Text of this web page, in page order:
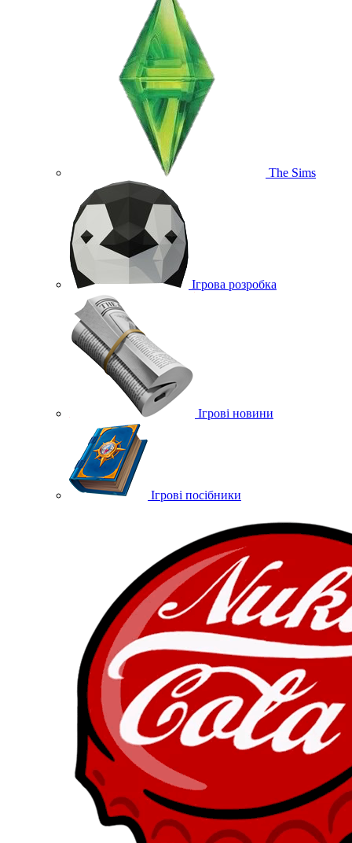
The Sims
Ігрова розробка
Ігрові новини
Ігрові посібники